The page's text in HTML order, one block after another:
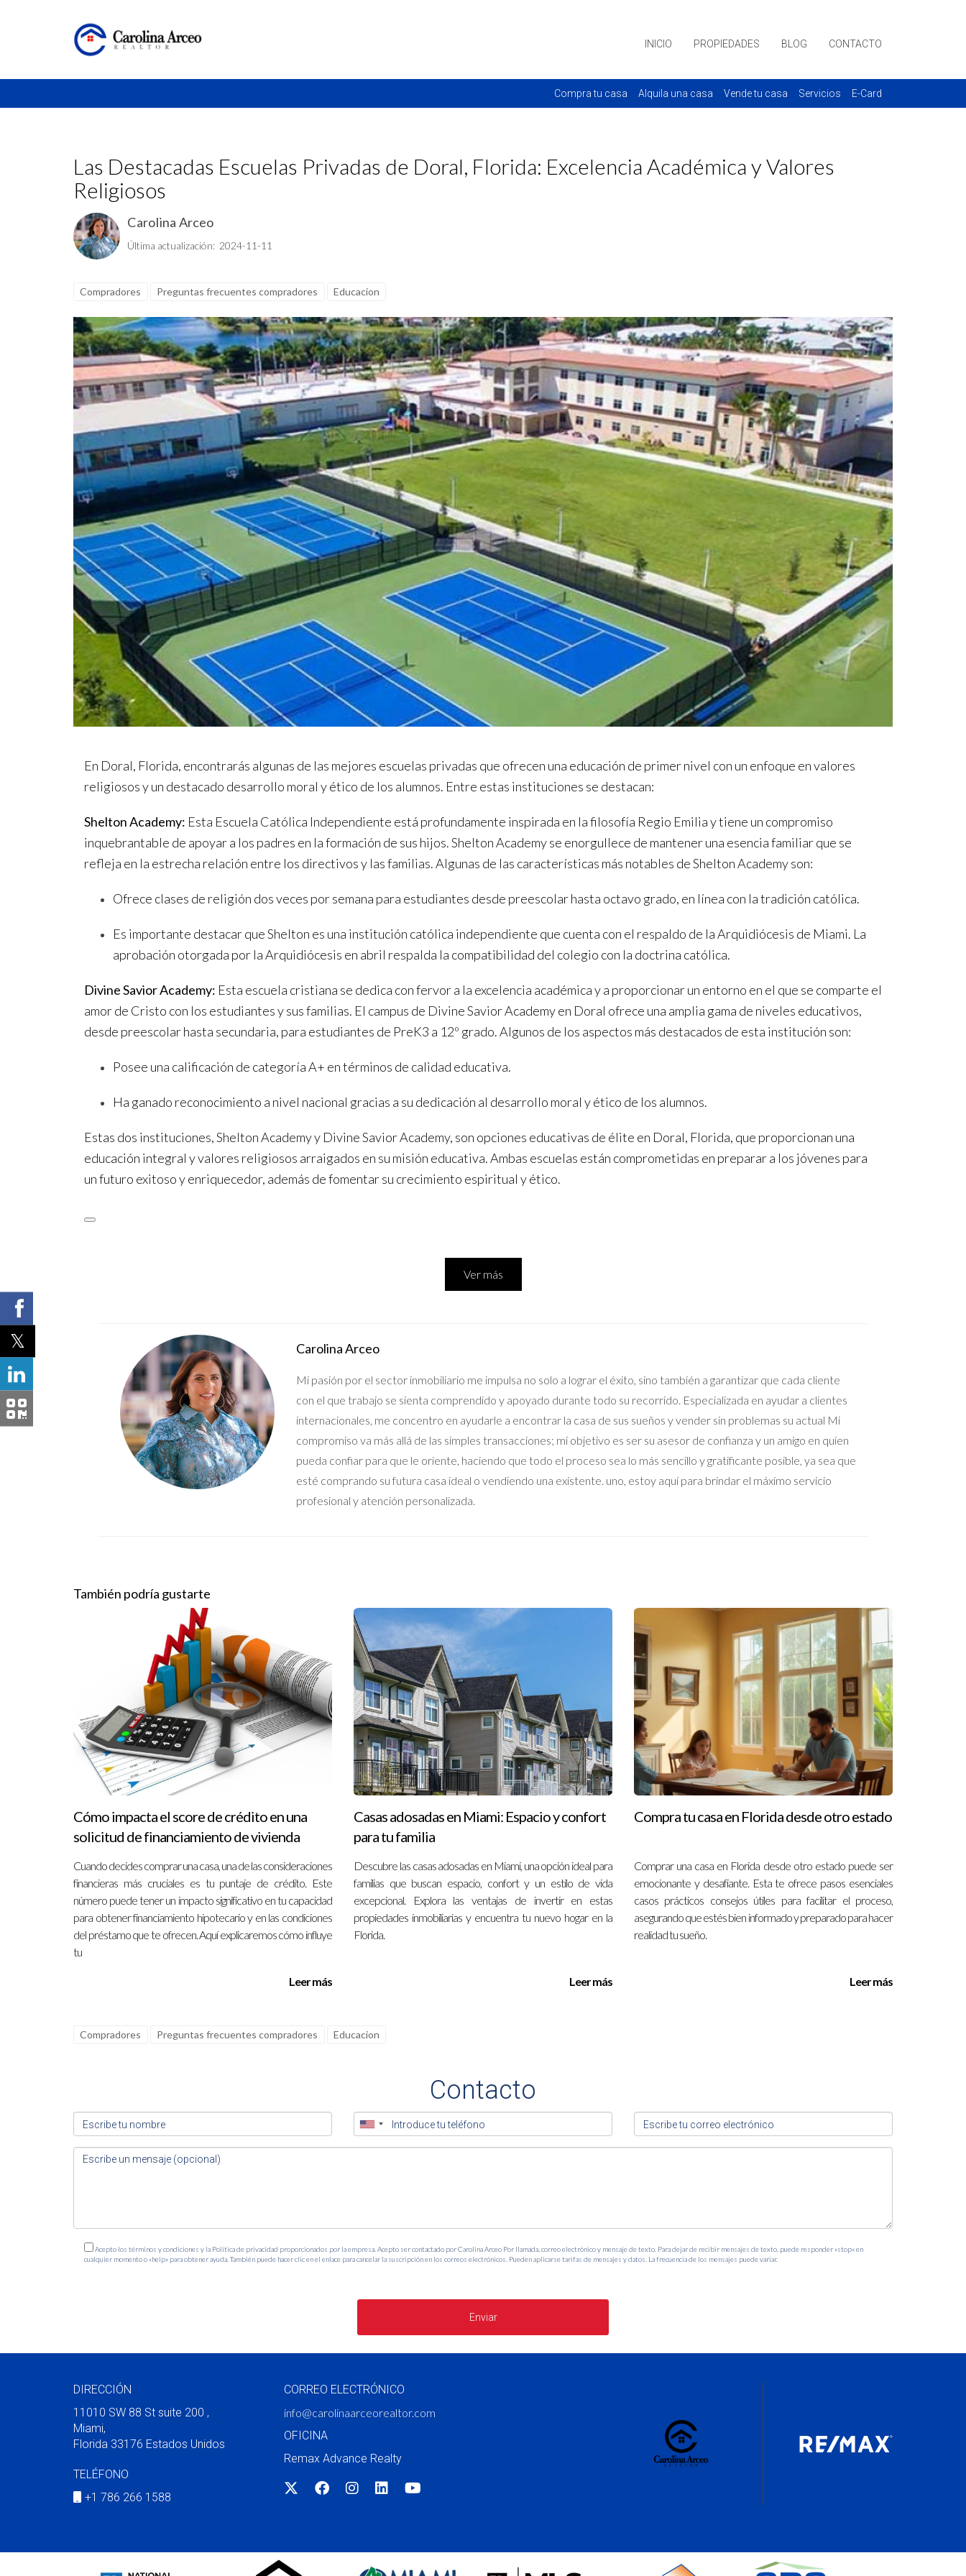
INICIO PROPIEDADES BLOG CONTACTO
Compra tu casa Alquila una casa Vende tu casa Servicios E-Card
Las Destacadas Escuelas Privadas de Doral, Florida: Excelencia Académica y Valores
Religiosos
Carolina Arceo
Última actualización: 2024-11-11
Compradores Preguntas frecuentes compradores Educacion
En Doral, Florida, encontrarás algunas de las mejores escuelas privadas que ofrecen una educación de primer nivel con un enfoque en valores
religiosos y un destacado desarrollo moral y ético de los alumnos. Entre estas instituciones se destacan:
Shelton Academy: Esta Escuela Católica Independiente está profundamente inspirada en la filosofía Regio Emilia y tiene un compromiso
inquebrantable de apoyar a los padres en la formación de sus hijos. Shelton Academy se enorgullece de mantener una esencia familiar que se
refleja en la estrecha relación entre los directivos y las familias. Algunas de las características más notables de Shelton Academy son:
Ofrece clases de religión dos veces por semana para estudiantes desde preescolar hasta octavo grado, en línea con la tradición católica.
Es importante destacar que Shelton es una institución católica independiente que cuenta con el respaldo de la Arquidiócesis de Miami. La
aprobación otorgada por la Arquidiócesis en abril respalda la compatibilidad del colegio con la doctrina católica.
Divine Savior Academy: Esta escuela cristiana se dedica con fervor a la excelencia académica y a proporcionar un entorno en el que se comparte el
amor de Cristo con los estudiantes y sus familias. El campus de Divine Savior Academy en Doral ofrece una amplia gama de niveles educativos,
desde preescolar hasta secundaria, para estudiantes de PreK3 a 12º grado. Algunos de los aspectos más destacados de esta institución son:
Posee una calificación de categoría A+ en términos de calidad educativa.
Ha ganado reconocimiento a nivel nacional gracias a su dedicación al desarrollo moral y ético de los alumnos.
Estas dos instituciones, Shelton Academy y Divine Savior Academy, son opciones educativas de élite en Doral, Florida, que proporcionan una
educación integral y valores religiosos arraigados en su misión educativa. Ambas escuelas están comprometidas en preparar a los jóvenes para
un futuro exitoso y enriquecedor, además de fomentar su crecimiento espiritual y ético.
Ver más
Carolina Arceo
Mi pasión por el sector inmobiliario me impulsa no solo a lograr el éxito, sino también a garantizar que cada cliente
con el que trabajo se sienta comprendido y apoyado durante todo su recorrido. Especializada en ayudar a clientes
internacionales, me concentro en ayudarle a encontrar la casa de sus sueños y vender sin problemas su actual Mi
compromiso va más allá de las simples transacciones; mi objetivo es ser su asesor de confianza y un amigo en quien
pueda confiar para que le oriente, haciendo que todo el proceso sea lo más sencillo y gratificante posible, ya sea que
esté comprando su futura casa ideal o vendiendo una existente. uno, estoy aquí para brindar el máximo servicio
profesional y atención personalizada.
También podría gustarte
Cómo impacta el score de crédito en una
solicitud de financiamiento de vivienda
Cuando decides comprar una casa, una de las consideraciones
financieras más cruciales es tu puntaje de crédito. Este
número puede tener un impacto significativo en tu capacidad
para obtener financiamiento hipotecario y en las condiciones
del préstamo que te ofrecen. Aquí explicaremos cómo influye
tu
Leer más
Casas adosadas en Miami: Espacio y confort
para tu familia
Descubre las casas adosadas en Miami, una opción ideal para
familias que buscan espacio, confort y un estilo de vida
excepcional. Explora las ventajas de invertir en estas
propiedades inmobiliarias y encuentra tu nuevo hogar en la
Florida.
Leer más
Compra tu casa en Florida desde otro estado
Comprar una casa en Florida desde otro estado puede ser
emocionante y desafiante. Esta te ofrece pasos esenciales
casos prácticos consejos útiles para facilitar el proceso,
asegurando que estés bien informado y preparado para hacer
realidad tu sueño.
Leer más
Compradores Preguntas frecuentes compradores Educacion
Contacto
Acepto los términos y condiciones y la Política de privacidad proporcionados por la empresa. Acepto ser contactado por Carolina Arceo Por llamada, correo electrónico y mensaje de texto. Para dejar de recibir mensajes de texto, puede responder «stop» en
cualquier momento o «help» para obtener ayuda. También puede hacer clic en el enlace para cancelar la suscripción en los correos electrónicos. Pueden aplicarse tarifas de mensajes y datos. La frecuencia de los mensajes puede variar.
Enviar
DIRECCIÓN
11010 SW 88 St suite 200 ,
Miami,
Florida 33176 Estados Unidos
TELÉFONO
+1 786 266 1588
CORREO ELECTRÓNICO
info@carolinaarceorealtor.com
OFICINA
Remax Advance Realty